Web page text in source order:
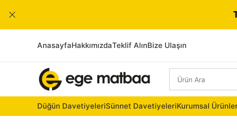
AnasayfaHakkımızdaTeklif AlınBize Ulaşın
Düğün DavetiyeleriSünnet DavetiyeleriKurumsal